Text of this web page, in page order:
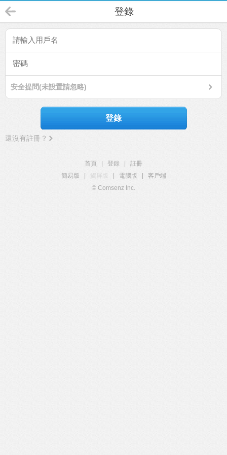
登錄
安全提問(未設置請忽略)
登錄
還沒有註冊？
首頁 登錄
註冊
簡易版
觸屏版 電腦版
客戶端
© Comsenz Inc.